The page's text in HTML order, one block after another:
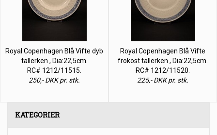
Royal Copenhagen Blå Vifte dyb
tallerken , Dia:22,5cm.
RC# 1212/11515.
250,- DKK pr. stk.
Royal Copenhagen Blå Vifte
frokost tallerken , Dia:22,5cm.
RC# 1212/11520.
225,- DKK pr. stk.
KATEGORIER